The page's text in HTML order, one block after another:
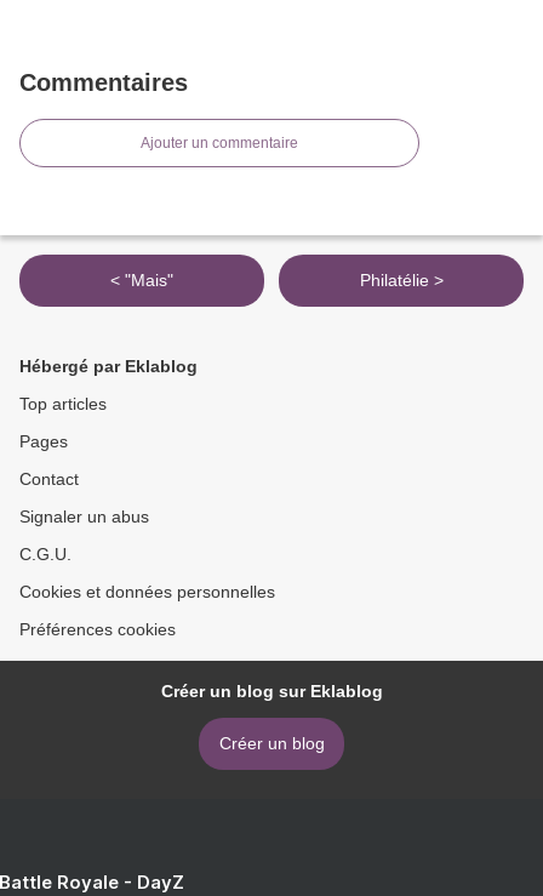
Commentaires
Ajouter un commentaire
< "Mais" Philatélie >
Hébergé par Eklablog
Top articles
Pages
Contact
Signaler un abus
C.G.U.
Cookies et données personnelles
Préférences cookies
Créer un blog sur Eklablog
Créer un blog
Royale - DayZ